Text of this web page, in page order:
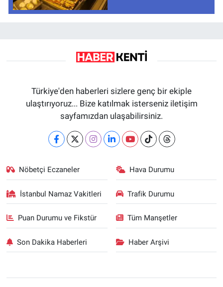
Türkiye'den haberleri sizlere genç bir ekiple
ulaştırıyoruz... Bize katılmak isterseniz iletişim
sayfamızdan ulaşabilirsiniz.
Nöbetçi Eczaneler Hava Durumu
İstanbul Namaz Vakitleri Trafik Durumu
Puan Durumu ve Fikstür Tüm Manşetler
Son Dakika Haberleri Haber Arşivi